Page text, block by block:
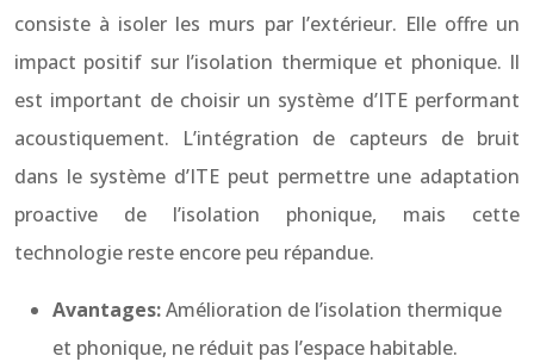
consiste à isoler les murs par l’extérieur. Elle offre un
impact positif sur l’isolation thermique et phonique. Il
est important de choisir un système d’ITE performant
acoustiquement. L’intégration de capteurs de bruit
dans le système d’ITE peut permettre une adaptation
proactive de l’isolation phonique, mais cette
technologie reste encore peu répandue.
Avantages:Amélioration de l’isolation thermique
et phonique, ne réduit pas l’espace habitable.